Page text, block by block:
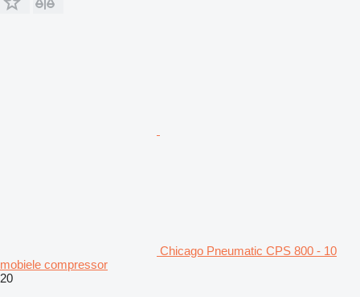
Chicago Pneumatic CPS 800 - 10
mobiele compressor
20